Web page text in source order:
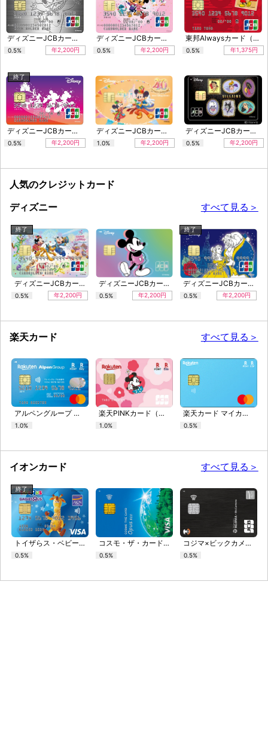
ディズニーJCBカード「スティッチ(メタリック)」
0.5% 年2,200円
ディズニーJCBカード「ウォルト・ディズニー生誕110周年記念」
0.5% 年2,200円
東邦Alwaysカード（ディズニー・デザイン）
0.5% 年1,375円
ディズニーJCBカード「ファンタジックパレード」
0.5% 年2,200円
終了
ディズニーJCBカード「東京ディズニーリゾート（R）40周年記念カード」
1.0% 年2,200円
ディズニーJCBカード（ディズニーヴィランズ）
0.5% 年2,200円
人気のクレジットカード
ディズニー
すべて見る＞
ディズニーJCBカード「東京ディズニーリゾート（R）35周年記念カード」(WEB限定)
0.5% 年2,200円
終了
ディズニーJCBカード（ミッキーマウス）
0.5% 年2,200円
ディズニーJCBカード（美女と野獣）
0.5% 年2,200円
終了
楽天カード すべて見る＞
アルペングループ 楽天カード
1.0%
楽天PINKカード（ミニーマウスデザイン）
1.0%
楽天カード マイカラーセレクション
0.5%
イオンカード すべて見る＞
トイザらス・ベビーザらス・カード
0.5%
終了
コスモ・ザ・カード・オーパス「エコ」
0.5%
コジマ×ビックカメラカード（コジマポイントカード・WAON一体型）
0.5%